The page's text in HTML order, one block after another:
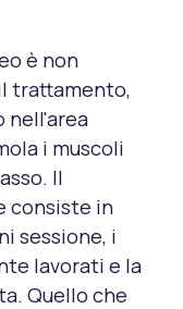
è non
trattamento,
nell'area
i muscoli
Il
consiste in
sessione, i
lavorati e la
Quello che